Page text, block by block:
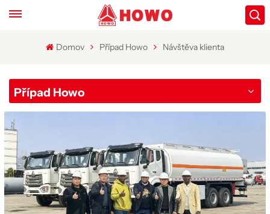
Domov Případ Howo Návštěva klienta
Případ Howo